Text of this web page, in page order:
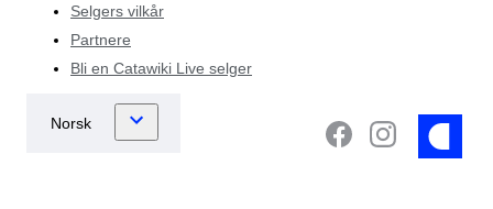
Selgers vilkår
Partnere
Bli en Catawiki Live selger